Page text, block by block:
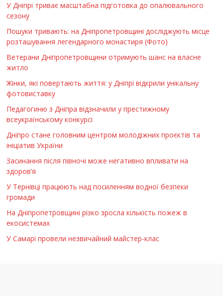
У Дніпрі триває масштабна підготовка до опалювального
сезону
Пошуки тривають: на Дніпропетровщині досліджують місце
розташування легендарного монастиря (Фото)
Ветерани Дніпропетровщини отримують шанс на власне
житло
Жінки, які повертають життя: у Дніпрі відкрили унікальну
фотовиставку
Педагогиню з Дніпра відзначили у престижному
всеукраїнському конкурсі
Дніпро стане головним центром молодіжних проєктів та
ініціатив України
Засинання після півночі може негативно впливати на
здоров’я
У Тернівці працюють над посиленням водної безпеки
громади
На Дніпропетровщині різко зросла кількість пожеж в
екосистемах
У Самарі провели незвичайний майстер-клас